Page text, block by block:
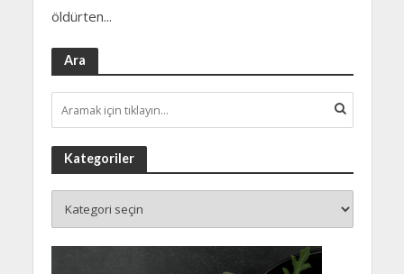
öldürten...
Ara
Kategoriler